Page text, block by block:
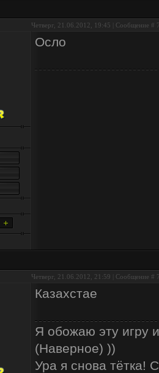
Четверг, 21.06.2012, 19:45 | Сообщение #
Осло
Четверг, 21.06.2012, 21:59 | Сообщение #
Казахстае
Я обожаю эту игру
(Наверное) ))
Ура я снова тётка!